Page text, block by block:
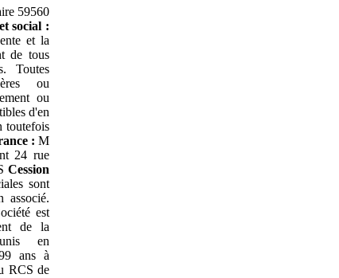
59560
social :
et la
de tous
Toutes
ou
ou
d'en
toutefois
: M
24 rue
Cession
sont
associé.
est
de la
en
ans à
RCS de